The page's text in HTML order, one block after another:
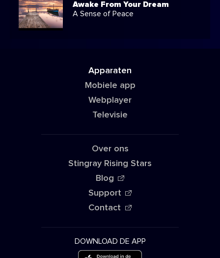
Awake From Your Dream
A Sense of Peace
Apparaten
Mobiele app
Webplayer
Televisie
Over ons
Stingray Rising Stars
Blog
Support
Contact
DOWNLOAD DE APP